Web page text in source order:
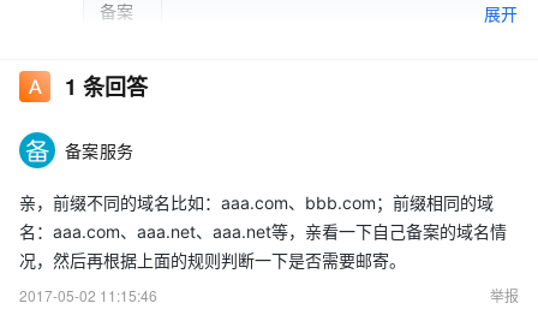
备案
真实
样例]
网站
建设
注意：此资料以实际情况进行邮寄，个人备
展开
1 条回答
备案服务
亲，前缀不同的域名比如：aaa.com、bbb.com；前缀相同的域
名：aaa.com、aaa.net、aaa.net等，亲看一下自己备案的域名情
况，然后再根据上面的规则判断一下是否需要邮寄。
2017-05-02 11:15:46
举报